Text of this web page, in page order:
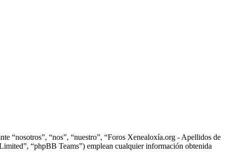
“nosotros”, “nos”, “nuestro”, “Foros Xenealoxía.org - Apellidos de
“phpBB Teams”) emplean cualquier información obtenida